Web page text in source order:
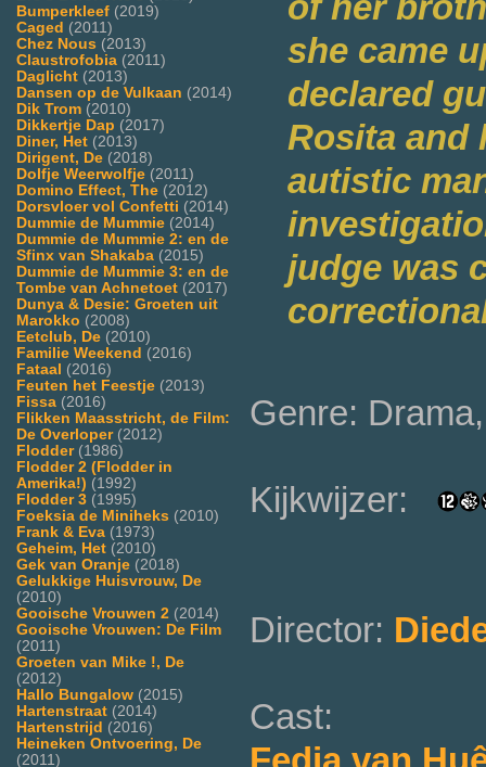
Bumperkleef (2019)
Caged (2011)
Chez Nous (2013)
Claustrofobia (2011)
Daglicht (2013)
Dansen op de Vulkaan (2014)
Dik Trom (2010)
Dikkertje Dap (2017)
Diner, Het (2013)
Dirigent, De (2018)
Dolfje Weerwolfje (2011)
Domino Effect, The (2012)
Dorsvloer vol Confetti (2014)
Dummie de Mummie (2014)
Dummie de Mummie 2: en de
Sfinx van Shakaba (2015)
Dummie de Mummie 3: en de
Tombe van Achnetoet (2017)
Dunya & Desie: Groeten uit
Marokko (2008)
Eetclub, De (2010)
Familie Weekend (2016)
Fataal (2016)
Feuten het Feestje (2013)
Fissa (2016)
Flikken Maasstricht, de Film:
De Overloper(2012)
Flodder(1986)
Flodder 2 (Flodder in
Amerika!) (1992)
Flodder 3 (1995)
Foeksia de Miniheks (2010)
Frank & Eva (1973)
Geheim, Het (2010)
Gek van Oranje (2018)
Gelukkige Huisvrouw, De
(2010)
Gooische Vrouwen 2 (2014)
Gooische Vrouwen: De Film
(2011)
Groeten van Mike !, De
(2012)
Hallo Bungalow (2015)
Hartenstraat (2014)
Hartenstrijd (2016)
Heineken Ontvoering, De
(2011)
she came
declared
Rosita and
autistic
judge was
Genre:
Kijkwijzer:
Director:
Cast: